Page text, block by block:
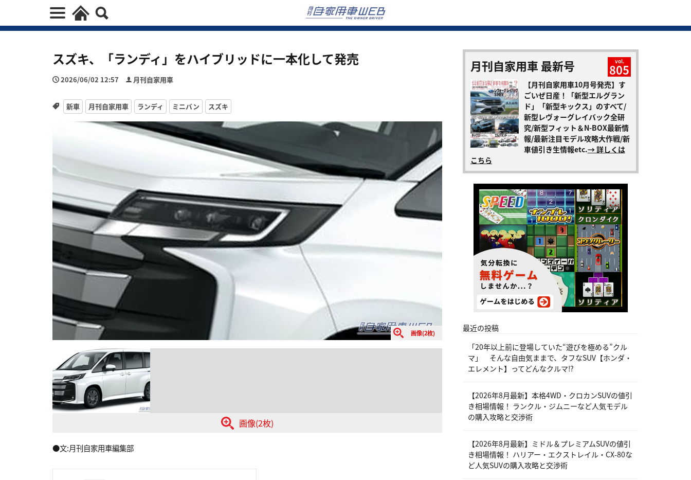
スズキ、「ランディ」をハイブリッドに一本化して発売
2026/06/02 12:57 月刊自家用車
新車 月刊自家用車 ランディ ミニバン スズキ
画像(2枚)
画像(2枚)
●文:月刊自家用車編集部
月刊自家用車 最新号 vol.
805
【月刊自家用車10月号発売】す
ごいぜ日産！「新型エルグラン
ド」「新型キックス」のすべて/
新型レヴォーグレイバック全研
究/新型フィット＆N-BOX最新情
報/最新注目モデル攻略大作戦/新
車値引き生情報etc.→ 詳しくは
こちら
最近の投稿
「20年以上前に登場していた“遊びを極める”クル
マ」 そんな自由気ままで、タフなSUV【ホンダ・
エレメント】ってどんなクルマ⁉︎
【2026年8月最新】本格4WD・クロカンSUVの値引
き相場情報！ ランクル・ジムニーなど人気モデル
の購入攻略と交渉術
【2026年8月最新】ミドル＆プレミアムSUVの値引
き相場情報！ ハリアー・エクストレイル・CX-80な
ど人気SUVの購入攻略と交渉術